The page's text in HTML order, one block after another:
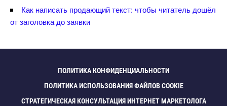
Как написать продающий текст: чтобы читатель дошёл
от заголовка до заявки
ПОЛИТИКА КОНФИДЕНЦИАЛЬНОСТИ
ПОЛИТИКА ИСПОЛЬЗОВАНИЯ ФАЙЛОВ COOKIE
СТРАТЕГИЧЕСКАЯ КОНСУЛЬТАЦИЯ ИНТЕРНЕТ МАРКЕТОЛОГА